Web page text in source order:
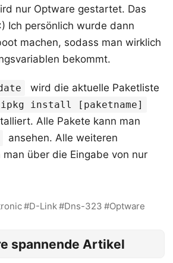
nur Optware gestartet. Das
Ich persönlich wurde dann
machen, sodass man wirklich
bekommt.
wird die aktuelle Paketliste
ipkg install [paketname]
Alle Pakete kann man
ansehen. Alle weiteren
man über die Eingabe von nur
D-Link Dns-323 Optware
spannende Artikel